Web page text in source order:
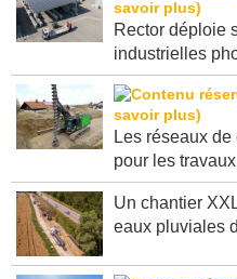
Rector déploie
Les réseaux de
Un chantier